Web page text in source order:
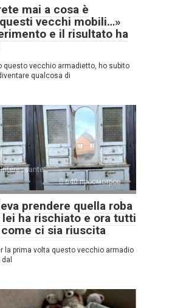
mai a cosa è
vecchi mobili…»
e il risultato ha
questo vecchio armadietto, ho subito
qualcosa di
Interessante
640 просмотров
prendere quella roba
ha rischiato e ora tutti
ci sia riuscita
la prima volta questo vecchio armadio